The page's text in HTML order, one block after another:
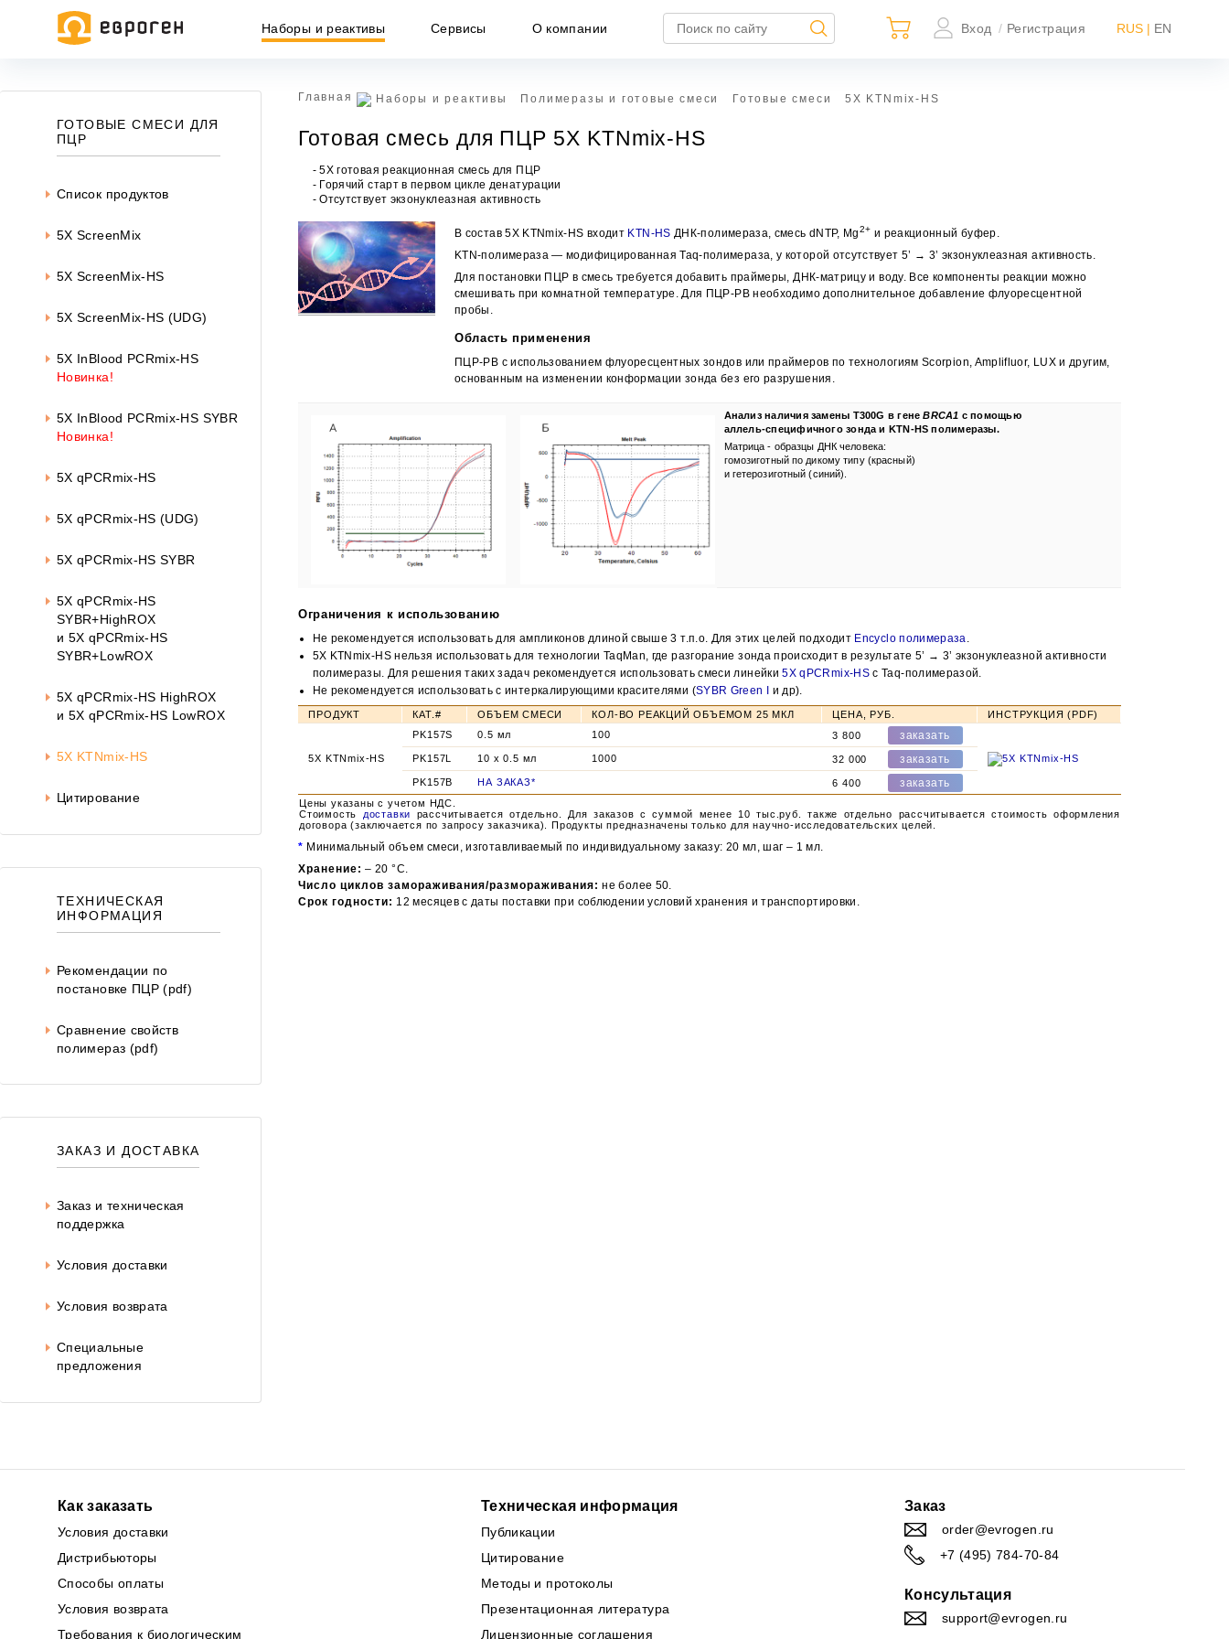
Наборы и реактивы Сервисы О компании Вход / Регистрация RUS | EN
ГОТОВЫЕ СМЕСИ ДЛЯ
ПЦР
Список продуктов
5X ScreenMix
5X ScreenMix-HS
5X ScreenMix-HS (UDG)
5X InBlood PCRmix-HS
Новинка!
5X InBlood PCRmix-HS SYBR
Новинка!
5X qPCRmix-HS
5X qPCRmix-HS (UDG)
5X qPCRmix-HS SYBR
5X qPCRmix-HS
SYBR+HighROX
и 5X qPCRmix-HS
SYBR+LowROX
5X qPCRmix-HS HighROX
и 5X qPCRmix-HS LowROX
5X KTNmix-HS
Цитирование
ТЕХНИЧЕСКАЯ
ИНФОРМАЦИЯ
Рекомендации по
постановке ПЦР (pdf)
Сравнение свойств
полимераз (pdf)
ЗАКАЗ И ДОСТАВКА
Заказ и техническая
поддержка
Условия доставки
Условия возврата
Специальные
предложения
Главная Наборы и реактивы Полимеразы и готовые смеси Готовые смеси 5X KTNmix-HS
Готовая смесь для ПЦР 5X KTNmix-HS
- 5X готовая реакционная смесь для ПЦР
- Горячий старт в первом цикле денатурации
- Отсутствует экзонуклеазная активность
В состав 5X KTNmix-HS входит KTN-HS ДНК-полимераза, смесь dNTP, Mg2+ и реакционный буфер.
KTN-полимераза — модифицированная Taq-полимераза, у которой отсутствует 5’ → 3’ экзонуклеазная активность.
Для постановки ПЦР в смесь требуется добавить праймеры, ДНК-матрицу и воду. Все компоненты реакции можно
смешивать при комнатной температуре. Для ПЦР-РВ необходимо дополнительное добавление флуоресцентной
пробы.
Область применения
ПЦР-РВ с использованием флуоресцентных зондов или праймеров по технологиям Scorpion, Amplifluor, LUX и другим,
основанным на изменении конформации зонда без его разрушения.
Анализ наличия замены T300G в генеBRCA1 с помощью
аллель-специфичногозонда и KTN-HS полимеразы.
Матрица - образцы ДНК человека:
гомозиготный по дикому типу (красный)
и гетерозиготный (синий).
Ограничения к использованию
Не рекомендуется использовать для ампликонов длиной свыше3 т.п.о. Для этих целей подходит Encyclo полимераза.
5X KTNmix-HS нельзя использовать для технологии TaqMan, где разгорание зонда происходит в результате 5’ → 3’ экзонуклеазной активности
полимеразы. Для решения таких задач рекомендуется использовать смеси линейки5X qPCRmix-HS с Taq-полимеразой.
Не рекомендуется использовать с интеркалирующими красителями (SYBR Green I и др).
ПРОДУКТ КАТ.# ОБЪЕМ СМЕСИ КОЛ-ВО РЕАКЦИЙ ОБЪЕМОМ 25 МКЛ ЦЕНА, РУБ. ИНСТРУКЦИЯ (PDF)
Цены указаны с учетом НДС.
Стоимость
доставки рассчитывается отдельно. Для заказов с суммой менее 10 тыс.руб. также отдельно рассчитывается стоимость оформления
договора (заключается по запросу заказчика). Продукты предназначены только для научно-исследовательских целей.
5X KTNmix-HS
PK157S 0.5 мл 100 3 800
PK157L 10 x 0.5 мл 1000 32 000
PK157B НА ЗАКАЗ* 6 400
* Минимальный объем смеси, изготавливаемый по индивидуальному заказу: 20 мл, шаг – 1 мл.
Хранение: – 20 °С.
Число циклов замораживания/размораживания: не более 50.
Срок годности: 12 месяцев с даты поставки при соблюдении условий хранения и транспортировки.
Как заказать
Условия доставки
Дистрибьюторы
Способы оплаты
Условия возврата
Требования к биологическим
Техническая информация
Публикации
Цитирование
Методы и протоколы
Презентационная литература
Лицензионные соглашения
Заказ
order@evrogen.ru
+7 (495) 784-70-84
Консультация
support@evrogen.ru
×
Информация, представленная на сайте, носит исключительно
информационный характер и ни при каких условиях не является публичной
Окончательная цена товара указывается в документе на оплату товара.
Закрыть